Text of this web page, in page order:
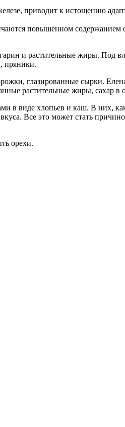
приводит к истощению
повышенном содержанием
и растительные жиры. Под
пряники.
глазированные сырки.
растительные жиры, сахар в
в виде хлопьев и каш. В них,
Все это может стать
орехи.